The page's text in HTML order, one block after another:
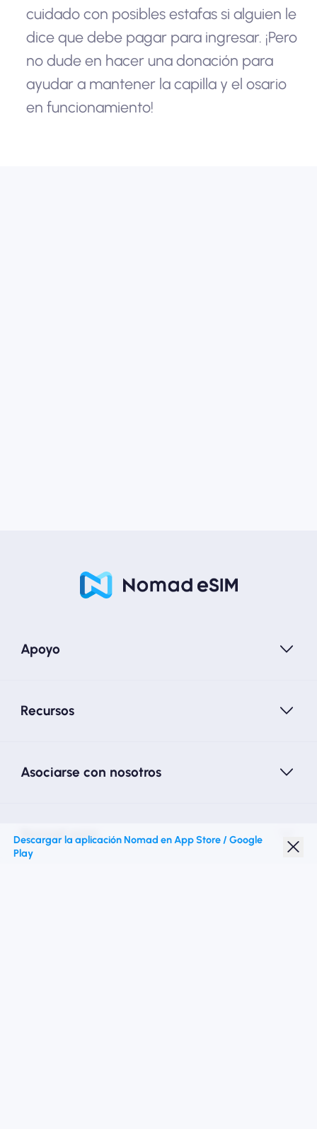
cuidado con posibles estafas si alguien le
dice que debe pagar para ingresar. ¡Pero
no dude en hacer una donación para
ayudar a mantener la capilla y el osario
en funcionamiento!
Apoyo
Recursos
Asociarse con nosotros
Nomad esim
Descargar la aplicación Nomad en App Store / Google
Play